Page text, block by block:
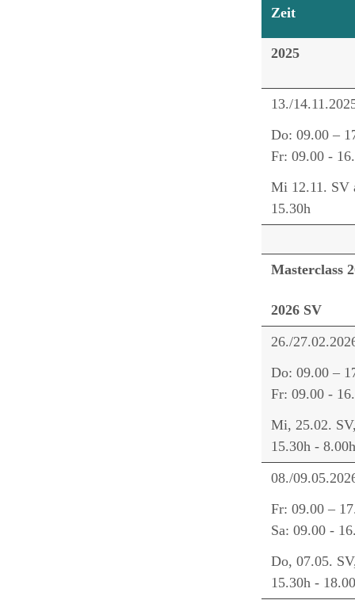
Zeit
2025
13./
Do: 09.00 –
Fr: 09.00 -
Mi 12.11. SV
15.30h
Masterclass
2026 SV
26./
Do: 09.00 –
Fr: 09.00 -
Mi, 25.02.
15.30h - 8.00h
08./
Fr: 09.00 –
Sa: 09.00 -
Do, 07.05.
15.30h -